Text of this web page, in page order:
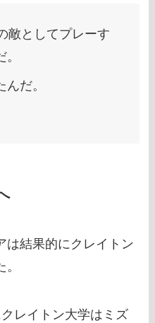
敵としてプレーす
だ。
は結果的にクレイトン
レイトン大学はミズ